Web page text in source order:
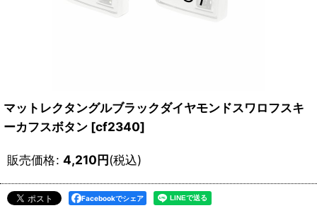
マットレクタングルブラックダイヤモンドスワロフスキ
ーカフスボタン [cf2340]
販売価格: 4,210円(税込)
Facebookでシェア